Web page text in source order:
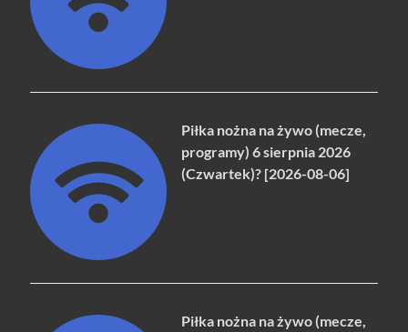
Piłka nożna na żywo (mecze,
programy) 6 sierpnia 2026
(Czwartek)? [2026-08-06]
Piłka nożna na żywo (mecze,